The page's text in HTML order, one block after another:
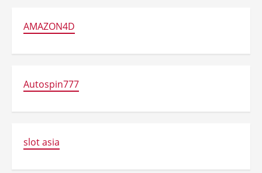
AMAZON4D
Autospin777
slot asia